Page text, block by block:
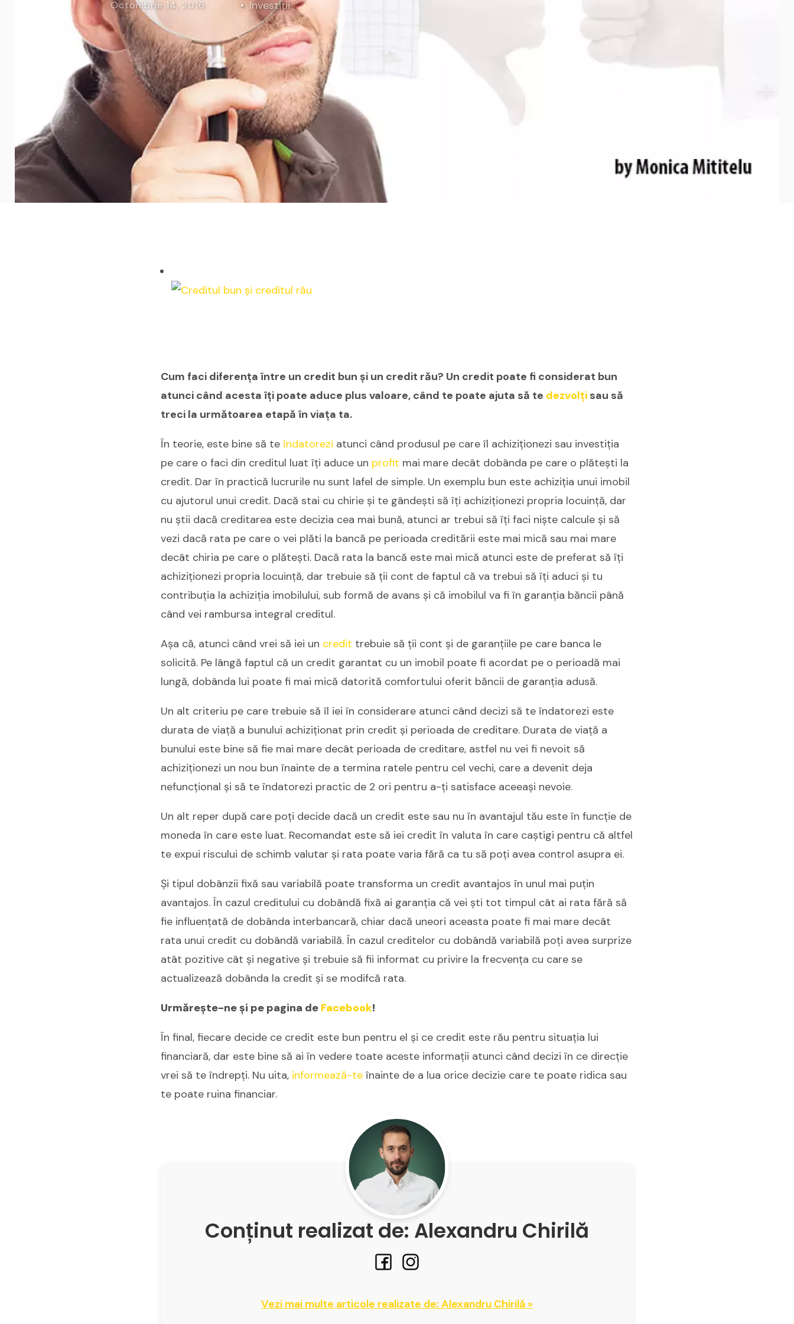
Curs Momentum
Curs Swing Trading
Curs Day Trading
Curs Algo Trading
Curs Growth Stocks
Curs Value Investing DCF
Tool Strategia AS
Tool Calendar Integrat
Tool Backtesting Portofoliu
Tool Momentum Score
Octombrie 14, 2016 Investiții
Cum faci diferența între un credit bun și un credit rău? Un credit poate fi considerat bun
atunci când acesta îți poate aduce plus valoare, când te poate ajuta să te dezvolțisau să
treci la următoarea etapă în viața ta.
În teorie, este bine să te îndatorezi atunci când produsul pe care îl achiziționezi sau investiția
pe care o faci din creditul luat îți aduce un profit mai mare decât dobânda pe care o plătești la
credit. Dar în practică lucrurile nu sunt lafel de simple. Un exemplu bun este achiziția unui imobil
cu ajutorul unui credit. Dacă stai cu chirie și te gândești să îți achiziționezi propria locuință, dar
nu știi dacă creditarea este decizia cea mai bună, atunci ar trebui să îți faci niște calcule și să
vezi dacă rata pe care o vei plăti la bancă pe perioada creditării este mai mică sau mai mare
decât chiria pe care o plătești. Dacă rata la bancă este mai mică atunci este de preferat să îți
achiziționezi propria locuință, dar trebuie să ții cont de faptul că va trebui să îți aduci și tu
contribuția la achiziția imobilului, sub formă de avans și că imobilul va fi în garanția băncii până
când vei rambursa integral creditul.
Așa că, atunci când vrei să iei un credit trebuie să ții cont și de garanțiile pe care banca le
solicită. Pe lângă faptul că un credit garantat cu un imobil poate fi acordat pe o perioadă mai
lungă, dobânda lui poate fi mai mică datorită comfortului oferit băncii de garanția adusă.
Un alt criteriu pe care trebuie să îl iei în considerare atunci când decizi să te îndatorezi este
durata de viață a bunului achiziționat prin credit și perioada de creditare. Durata de viață a
bunului este bine să fie mai mare decât perioada de creditare, astfel nu vei fi nevoit să
achiziționezi un nou bun înainte de a termina ratele pentru cel vechi, care a devenit deja
nefuncțional și să te îndatorezi practic de 2 ori pentru a-ți satisface aceeași nevoie.
Un alt reper după care poți decide dacă un credit este sau nu în avantajul tău este în funcție de
moneda în care este luat. Recomandat este să iei credit în valuta în care caștigi pentru că altfel
te expui riscului de schimb valutar și rata poate varia fără ca tu să poți avea control asupra ei.
Și tipul dobânzii fixă sau variabilă poate transforma un credit avantajos în unul mai puțin
avantajos. În cazul creditului cu dobândă fixă ai garanția că vei ști tot timpul cât ai rata fără să
fie influențată de dobânda interbancară, chiar dacă uneori aceasta poate fi mai mare decât
rata unui credit cu dobândă variabilă. În cazul creditelor cu dobândă variabilă poți avea surprize
atât pozitive cât și negative și trebuie să fii informat cu privire la frecvența cu care se
actualizează dobânda la credit și se modifcă rata.
Urmăreşte-ne şi pe pagina de Facebook!
În final, fiecare decide ce credit este bun pentru el și ce credit este rău pentru situația lui
financiară, dar este bine să ai în vedere toate aceste informații atunci când decizi în ce direcție
vrei să te îndrepți. Nu uita, informează-teînainte de a lua orice decizie care te poate ridica sau
te poate ruina financiar.
Conținut realizat de: Alexandru Chirilă
Vezi mai multe articole realizate de: Alexandru Chirilă »